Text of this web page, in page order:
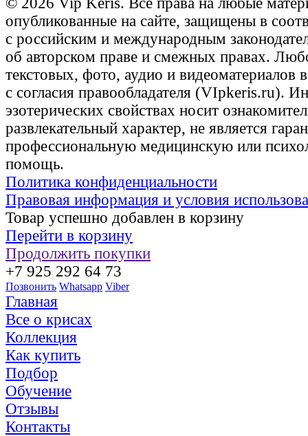
опубликованные на сайте, защищены в
с российским и международным
об авторском праве и смежных правах.
текстовых, фото, аудио и видеоматериалов
с согласия правообладателя (VIpkeris.ru).
эзотерических свойствах носит
развлекательный характер, не является
профессиональную медицинскую или
помощь.
Политика конфиденциальности
Правовая информация и условия
Товар успешно добавлен в корзину
Перейти в корзину
Продолжить покупки
+7 925 292 64 73
Позвонить Whatsapp Viber
Главная
Все о крисах
Коллекция
Как купить
Подбор
Обучение
Отзывы
Контакты